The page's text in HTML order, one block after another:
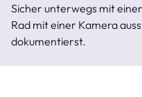
Sicher unterwegs mit
Rad mit einer Kamera
dokumentierst.